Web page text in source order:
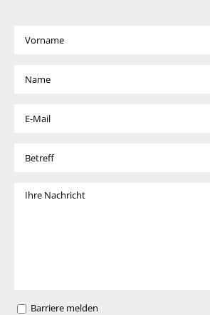
Barriere melden